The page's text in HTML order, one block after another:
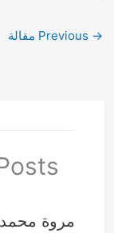
→
مروة